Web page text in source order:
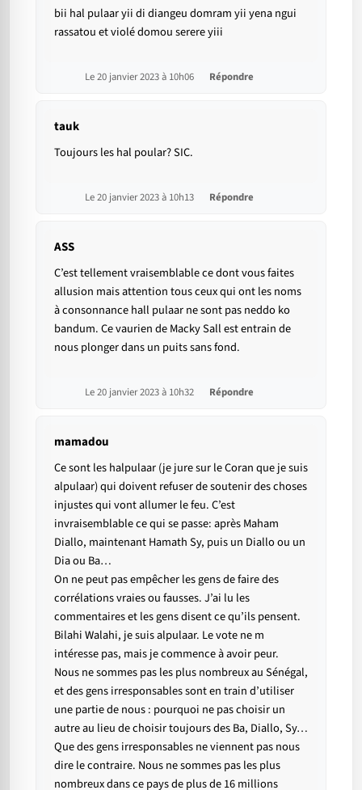
bii hal pulaar yii di diangeu domram yii yena ngui
rassatou et violé domou serere yiii
Le 20 janvier 2023 à 10h06 Répondre
tauk
Toujours les hal poular? SIC.
Le 20 janvier 2023 à 10h13 Répondre
ASS
C’est tellement vraisemblable ce dont vous faites
allusion mais attention tous ceux qui ont les noms
à consonnance hall pulaar ne sont pas neddo ko
bandum. Ce vaurien de Macky Sall est entrain de
nous plonger dans un puits sans fond.
Le 20 janvier 2023 à 10h32 Répondre
mamadou
Ce sont les halpulaar (je jure sur le Coran que je suis
alpulaar) qui doivent refuser de soutenir des choses
injustes qui vont allumer le feu. C’est
invraisemblable ce qui se passe: après Maham
Diallo, maintenant Hamath Sy, puis un Diallo ou un
Dia ou Ba…
On ne peut pas empêcher les gens de faire des
corrélations vraies ou fausses. J’ai lu les
commentaires et les gens disent ce qu’ils pensent.
Bilahi Walahi, je suis alpulaar. Le vote ne m
intéresse pas, mais je commence à avoir peur.
Nous ne sommes pas les plus nombreux au Sénégal,
et des gens irresponsables sont en train d’utiliser
une partie de nous : pourquoi ne pas choisir un
autre au lieu de choisir toujours des Ba, Diallo, Sy…
Que des gens irresponsables ne viennent pas nous
dire le contraire. Nous ne sommes pas les plus
nombreux dans ce pays de plus de 16 millions